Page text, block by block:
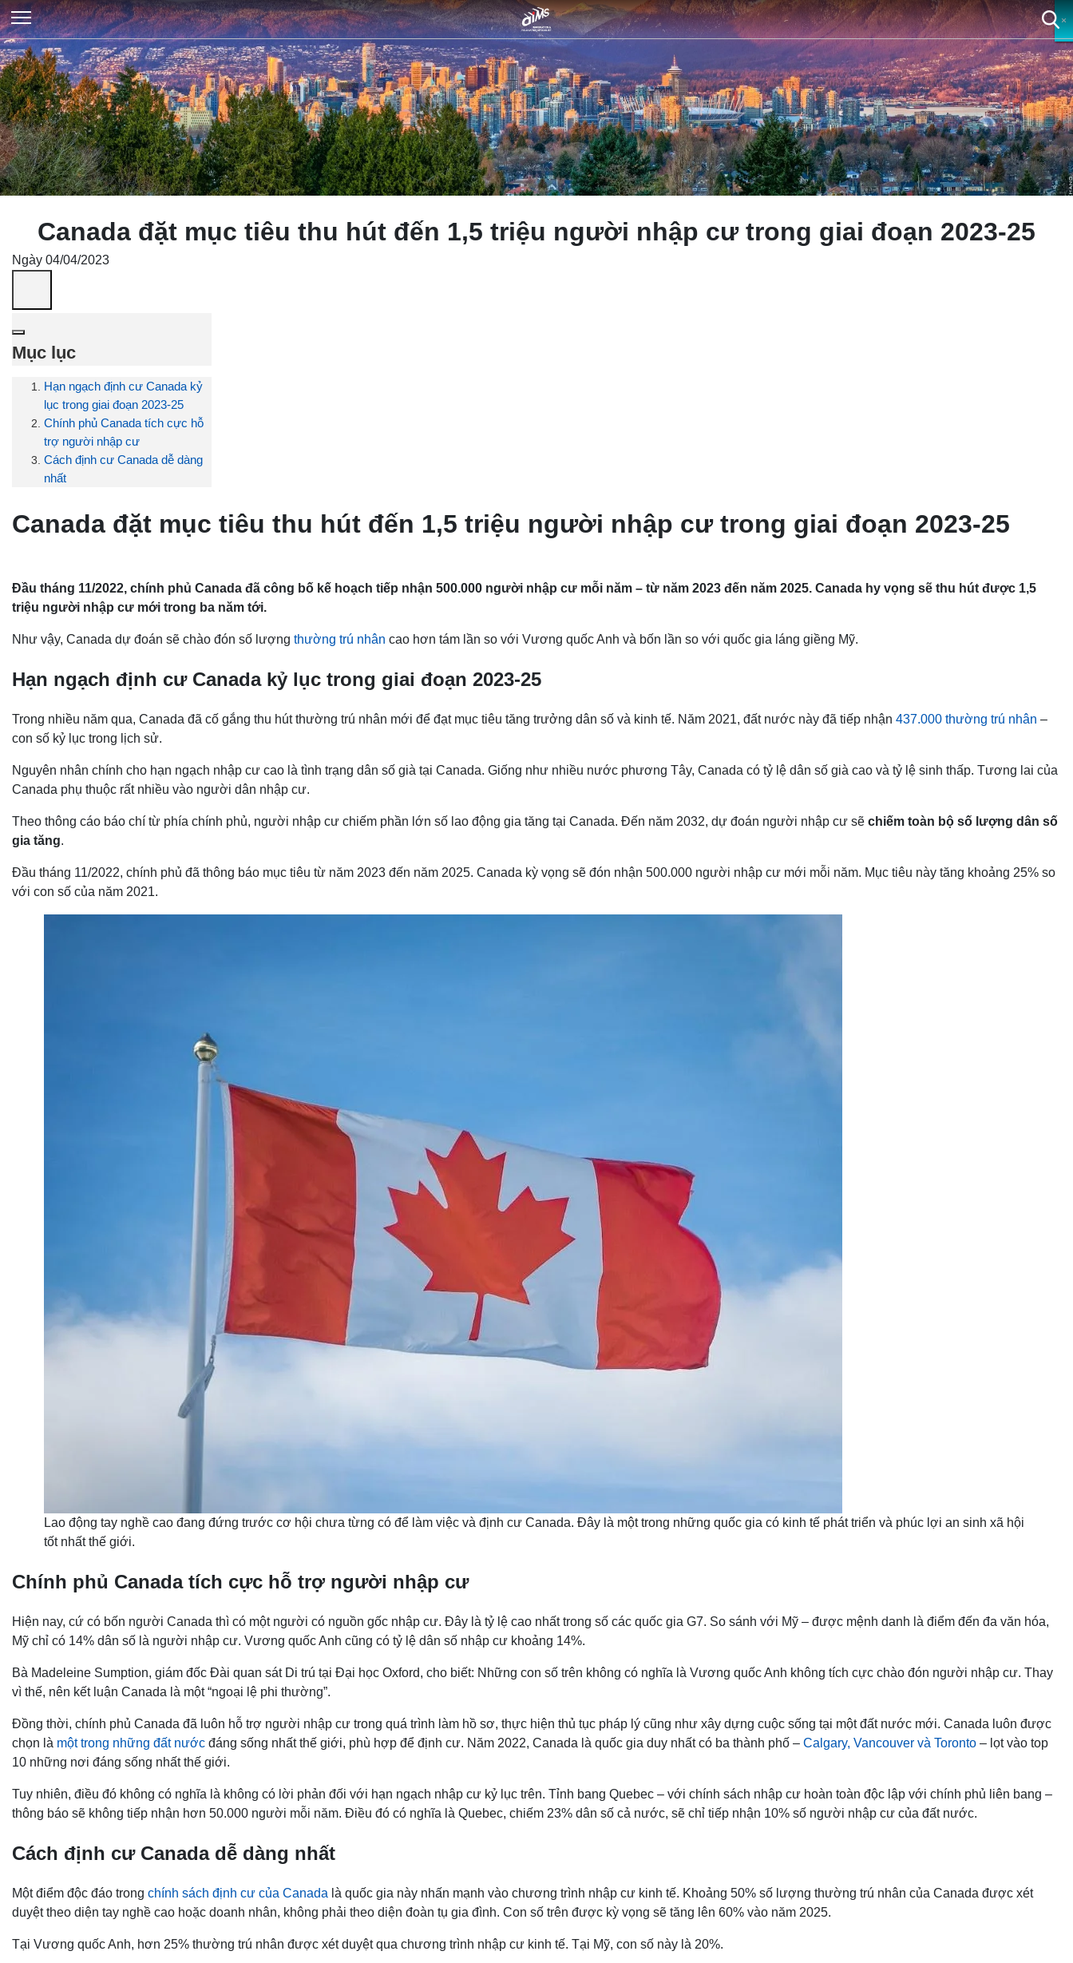
Canada đặt mục tiêu thu hút đến 1,5 triệu người nhập cư trong giai đoạn 2023-25
Ngày 04/04/2023
Mục lục
Hạn ngạch định cư Canada kỷ
lục trong giai đoạn 2023-25
Chính phủ Canada tích cực hỗ
trợ người nhập cư
Cách định cư Canada dễ dàng
nhất
Canada đặt mục tiêu thu hút đến 1,5 triệu người nhập cư trong giai đoạn 2023-25
Đầu tháng 11/2022, chính phủ Canada đã công bố kế hoạch tiếp nhận 500.000 người nhập cư mỗi năm – từ năm 2023 đến năm 2025. Canada hy vọng sẽ thu hút được 1,5
triệu người nhập cư mới trong ba năm tới.
Như vậy, Canada dự đoán sẽ chào đón số lượng thường trú nhân cao hơn tám lần so với Vương quốc Anh và bốn lần so với quốc gia láng giềng Mỹ.
Hạn ngạch định cư Canada kỷ lục trong giai đoạn 2023-25
Trong nhiều năm qua, Canada đã cố gắng thu hút thường trú nhân mới để đạt mục tiêu tăng trưởng dân số và kinh tế. Năm 2021, đất nước này đã tiếp nhận 437.000 thường trú nhân –
con số kỷ lục trong lịch sử.
Nguyên nhân chính cho hạn ngạch nhập cư cao là tình trạng dân số già tại Canada. Giống như nhiều nước phương Tây, Canada có tỷ lệ dân số già cao và tỷ lệ sinh thấp. Tương lai của
Canada phụ thuộc rất nhiều vào người dân nhập cư.
Theo thông cáo báo chí từ phía chính phủ, người nhập cư chiếm phần lớn số lao động gia tăng tại Canada. Đến năm 2032, dự đoán người nhập cư sẽ chiếm toàn bộ số lượng dân số
gia tăng.
Đầu tháng 11/2022, chính phủ đã thông báo mục tiêu từ năm 2023 đến năm 2025. Canada kỳ vọng sẽ đón nhận 500.000 người nhập cư mới mỗi năm. Mục tiêu này tăng khoảng 25% so
với con số của năm 2021.
Lao động tay nghề cao đang đứng trước cơ hội chưa từng có để làm việc và định cư Canada. Đây là một trong những quốc gia có kinh tế phát triển và phúc lợi an sinh xã hội
tốt nhất thế giới.
Chính phủ Canada tích cực hỗ trợ người nhập cư
Hiện nay, cứ có bốn người Canada thì có một người có nguồn gốc nhập cư. Đây là tỷ lệ cao nhất trong số các quốc gia G7. So sánh với Mỹ – được mệnh danh là điểm đến đa văn hóa,
Mỹ chỉ có 14% dân số là người nhập cư. Vương quốc Anh cũng có tỷ lệ dân số nhập cư khoảng 14%.
Bà Madeleine Sumption, giám đốc Đài quan sát Di trú tại Đại học Oxford, cho biết: Những con số trên không có nghĩa là Vương quốc Anh không tích cực chào đón người nhập cư. Thay
vì thế, nên kết luận Canada là một “ngoại lệ phi thường”.
Đồng thời, chính phủ Canada đã luôn hỗ trợ người nhập cư trong quá trình làm hồ sơ, thực hiện thủ tục pháp lý cũng như xây dựng cuộc sống tại một đất nước mới. Canada luôn được
chọn là một trong những đất nước đáng sống nhất thế giới, phù hợp để định cư. Năm 2022, Canada là quốc gia duy nhất có ba thành phố – Calgary, Vancouver và Toronto – lọt vào top
10 những nơi đáng sống nhất thế giới.
Tuy nhiên, điều đó không có nghĩa là không có lời phản đối với hạn ngạch nhập cư kỷ lục trên. Tỉnh bang Quebec – với chính sách nhập cư hoàn toàn độc lập với chính phủ liên bang –
thông báo sẽ không tiếp nhận hơn 50.000 người mỗi năm. Điều đó có nghĩa là Quebec, chiếm 23% dân số cả nước, sẽ chỉ tiếp nhận 10% số người nhập cư của đất nước.
Cách định cư Canada dễ dàng nhất
Một điểm độc đáo trong chính sách định cư của Canada là quốc gia này nhấn mạnh vào chương trình nhập cư kinh tế. Khoảng 50% số lượng thường trú nhân của Canada được xét
duyệt theo diện tay nghề cao hoặc doanh nhân, không phải theo diện đoàn tụ gia đình. Con số trên được kỳ vọng sẽ tăng lên 60% vào năm 2025.
Tại Vương quốc Anh, hơn 25% thường trú nhân được xét duyệt qua chương trình nhập cư kinh tế. Tại Mỹ, con số này là 20%.
×
×
×
×